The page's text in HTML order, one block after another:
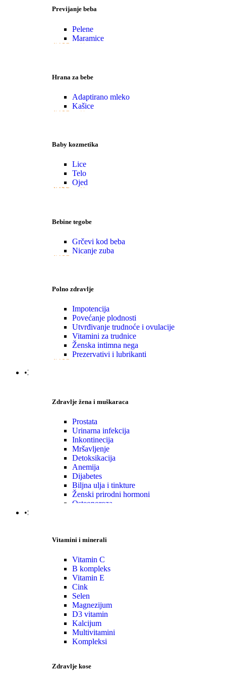
Previjanje beba
Pelene
Maramice
VIŠE
Hrana za bebe
Adaptirano mleko
Kašice
VIŠE
Baby kozmetika
Lice
Telo
Ojed
VIŠE
Bebine tegobe
Grčevi kod beba
Nicanje zuba
VIŠE
Polno zdravlje
Impotencija
Povećanje plodnosti
Utvrđivanje trudnoće i ovulacije
Vitamini za trudnice
Ženska intimna nega
Prezervativi i lubrikanti
VIŠE
•Zdravlje|Žena|Muškaraca
Zdravlje žena i muškaraca
Prostata
Urinarna infekcija
Inkontinecija
Mršavljenje
Detoksikacija
Anemija
Dijabetes
Biljna ulja i tinkture
Ženski prirodni hormoni
Osteoporoza
•Specijalni suplementi
Vitamini i minerali
Vitamin C
B kompleks
Vitamin E
Cink
Selen
Magnezijum
D3 vitamin
Kalcijum
Multivitamini
Kompleksi
Zdravlje kose